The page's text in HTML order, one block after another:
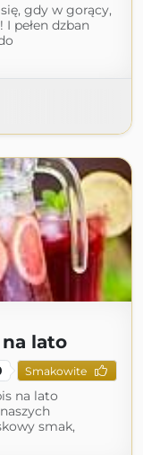
gdy w gorący,
pełen dzban
lato
Smakowite
na lato
smak,